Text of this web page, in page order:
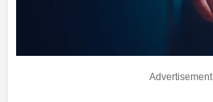
Advertisement